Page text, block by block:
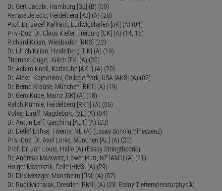
Dr. Gert Jacobi, Hamburg [GJ] (B) (09)
Renate Jerecic, Heidelberg [RJ] (A) (28)
Prof. Dr. Josef Kallrath, Ludwigshafen [JK] (A) (04)
Priv.-Doz. Dr. Claus Kiefer, Freiburg [CK] (A) (14, 15)
Richard Kilian, Wiesbaden [RK3] (22)
Dr. Ulrich Kilian, Heidelberg [UK] (A) (19)
Thomas Kluge, Jülich [TK] (A) (20)
Dr. Achim Knoll, Karlsruhe [AK1] (A) (20)
Dr. Alexei Kojevnikov, College Park, USA [AK3] (A) (02)
Dr. Bernd Krause, München [BK1] (A) (19)
Dr. Gero Kube, Mainz [GK] (A) (18)
Ralph Kühnle, Heidelberg [RK1] (A) (05)
Volker Lauff, Magdeburg [VL] (A) (04)
Dr. Anton Lerf, Garching [AL1] (A) (23)
Dr. Detlef Lohse, Twente, NL (A) (Essay Sonolumineszenz)
Priv.-Doz. Dr. Axel Lorke, München [AL] (A) (20)
Prof. Dr. Jan Louis, Halle (A) (Essay Stringtheorie)
Dr. Andreas Markwitz, Lower Hutt, NZ [AM1] (A) (21)
Holger Mathiszik, Celle [HM3] (A) (29)
Dr. Dirk Metzger, Mannheim [DM] (A) (07)
Dr. Rudi Michalak, Dresden [RM1] (A) (23; Essay Tieftemperaturphysik)